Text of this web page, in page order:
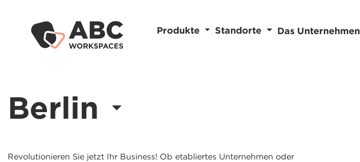
Produkte Standorte Das Unternehmen
Berlin
Revolutionieren Sie jetzt Ihr Business! Ob etabliertes Unternehmen oder